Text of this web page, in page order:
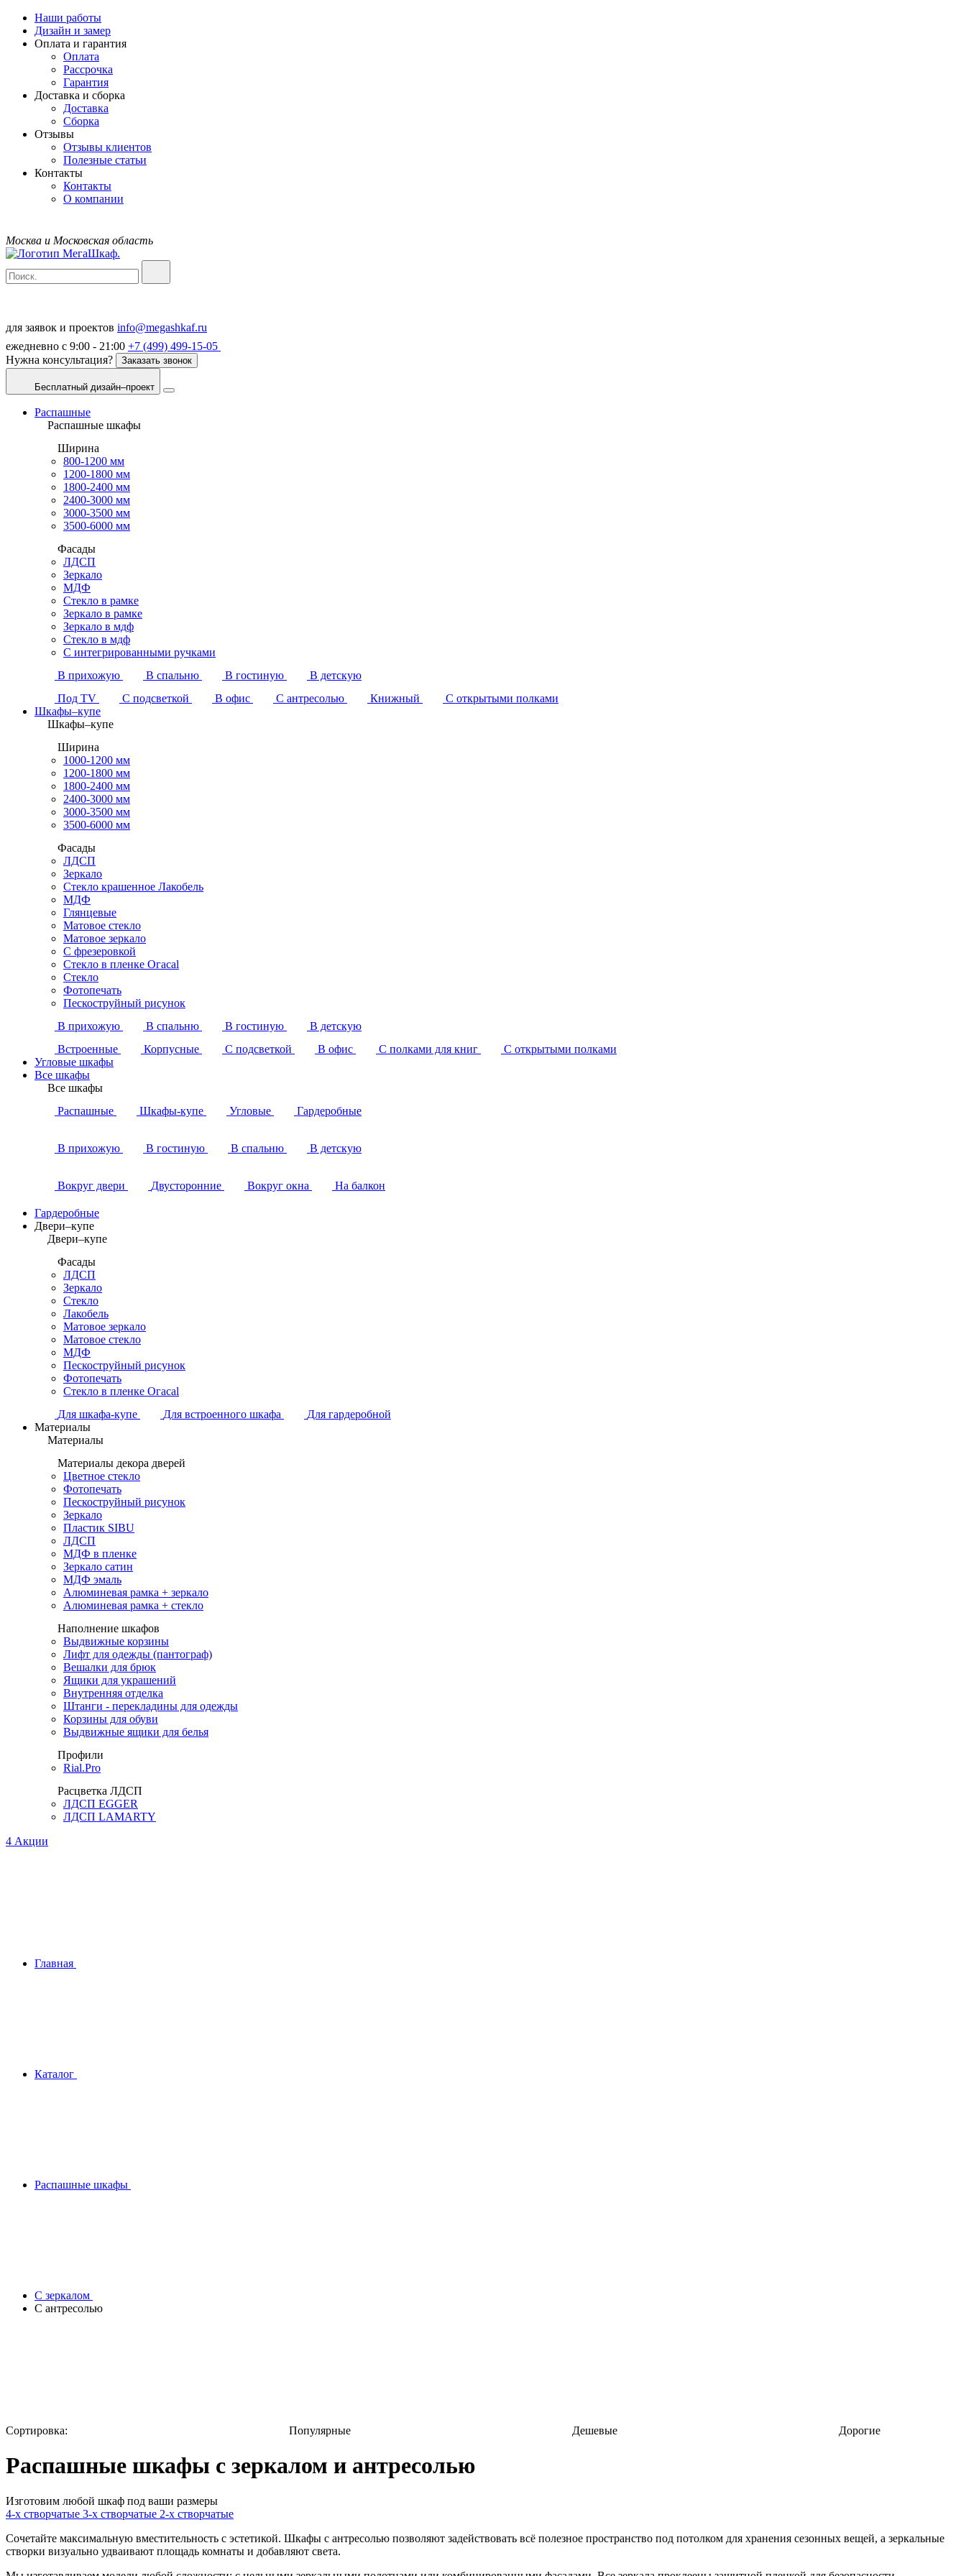
Наши работы
Дизайн и замер
Оплата и гарантия
Оплата
Рассрочка
Гарантия
Доставка и сборка
Доставка
Сборка
Отзывы
Отзывы клиентов
Полезные статьи
Контакты
Контакты
О компании
Москва и Московская область
для заявок и проектов info@megashkaf.ru
ежедневно с 9:00 - 21:00 +7 (499) 499-15-05
Нужна консультация?
Заказать звонок
Бесплатный дизайн–проект
Распашные
Распашные шкафы
Ширина
800-1200 мм
1200-1800 мм
1800-2400 мм
2400-3000 мм
3000-3500 мм
3500-6000 мм
Фасады
ЛДСП
Зеркало
МДФ
Стекло в рамке
Зеркало в рамке
Зеркало в мдф
Стекло в мдф
С интегрированными ручками
В прихожую
В спальню В гостиную
В детскую
Под TV
С подсветкой В офис С антресолью Книжный
С открытыми полками
Шкафы–купе
Шкафы–купе
Ширина
1000-1200 мм
1200-1800 мм
1800-2400 мм
2400-3000 мм
3000-3500 мм
3500-6000 мм
Фасады
ЛДСП
Зеркало
Стекло крашенное Лакобель
МДФ
Глянцевые
Матовое стекло
Матовое зеркало
С фрезеровкой
Стекло в пленке Огасаl
Стекло
Фотопечать
Пескоструйный рисунок
В прихожую
В спальню В гостиную
В детскую
Встроенные
Корпусные С подсветкой В офис С полками для книг
С открытыми полками
Угловые шкафы
Все шкафы
Все шкафы
Распашные
Шкафы-купе Угловые Гардеробные
В прихожую В гостиную В спальню В детскую
Вокруг двери Двусторонние Вокруг окна На балкон
Гардеробные
Двери–купе
Двери–купе
Фасады
ЛДСП
Зеркало
Стекло
Лакобель
Матовое зеркало
Матовое стекло
МДФ
Пескоструйный рисунок
Фотопечать
Стекло в пленке Огасаl
Для шкафа-купе
Для встроенного шкафа
Для гардеробной
Материалы
Материалы
Материалы декора дверей
Цветное стекло
Фотопечать
Пескоструйный рисунок
Зеркало
Пластик SIBU
ЛДСП
МДФ в пленке
Зеркало сатин
МДФ эмаль
Алюминевая рамка + зеркало
Алюминевая рамка + стекло
Наполнение шкафов
Выдвижные корзины
Лифт для одежды (пантограф)
Вешалки для брюк
Ящики для украшений
Внутренняя отделка
Штанги - перекладины для одежды
Корзины для обуви
Выдвижные ящики для белья
Профили
Rial.Pro
Расцветка ЛДСП
ЛДСП EGGER
ЛДСП LAMARTY
4 Акции
Главная
Каталог
Распашные шкафы
С зеркалом
С антресолью
Сортировка: Популярные Дешевые Дорогие
Распашные шкафы с зеркалом и антресолью
Изготовим любой шкаф под ваши размеры
4-х створчатые 3-х створчатые 2-х створчатые
Сочетайте максимальную вместительность с эстетикой. Шкафы с антресолью позволяют задействовать всё полезное пространство под потолком для хранения сезонных вещей, а зеркальные
створки визуально удваивают площадь комнаты и добавляют света.